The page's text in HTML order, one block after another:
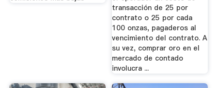
transacción de 25 por
contrato o 25 por cada
100 onzas, pagaderos al
vencimiento del contrato. A
su vez, comprar oro en el
mercado de contado
involucra ...